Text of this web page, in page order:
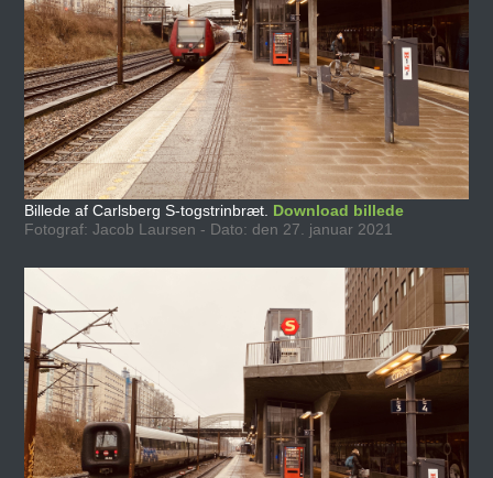
Billede af Carlsberg S-togstrinbræt. Download billede
Fotograf: Jacob Laursen - Dato: den 27. januar 2021